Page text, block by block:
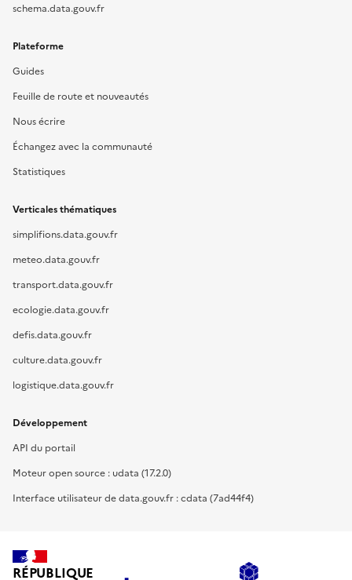
schema.data.gouv.fr
Plateforme
Guides
Feuille de route et nouveautés
Nous écrire
Échangez avec la communauté
Statistiques
Verticales thématiques
simplifions.data.gouv.fr
meteo.data.gouv.fr
transport.data.gouv.fr
ecologie.data.gouv.fr
defis.data.gouv.fr
culture.data.gouv.fr
logistique.data.gouv.fr
Développement
API du portail
Moteur open source : udata (17.2.0)
Interface utilisateur de data.gouv.fr : cdata (7ad44f4)
RÉPUBLIQUE